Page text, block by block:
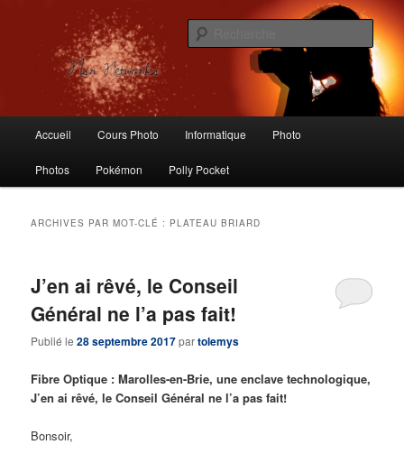
secondaireNsr Networks – Labo Ubuntu
Logiciels libres, Photographie, Informatique, Polly Pocket, Vintage Toys
principal
Accueil Cours Photo Informatique Photo
Photos Pokémon Polly Pocket
ARCHIVES PAR MOT-CLÉ : PLATEAU BRIARD
J’en ai rêvé, le Conseil
Général ne l’a pas fait!
Publié le28 septembre 2017partolemys
Fibre Optique : Marolles-en-Brie, une enclave technologique,
J’en ai rêvé, le Conseil Général ne l’a pas fait!
Bonsoir,